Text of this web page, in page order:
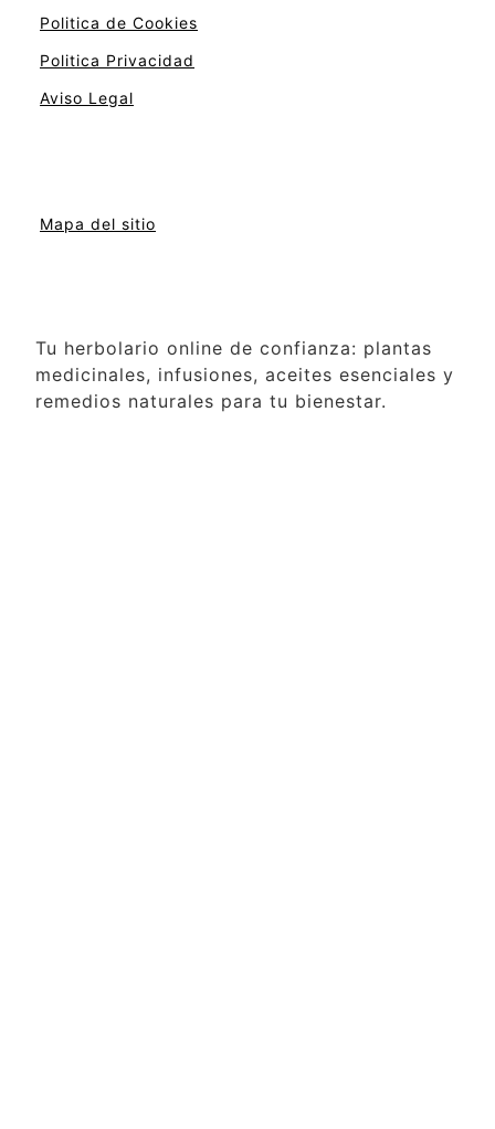
Politica de Cookies
Politica Privacidad
Aviso Legal
Mapa del sitio
Tu herbolario online de confianza: plantas
medicinales, infusiones, aceites esenciales y
remedios naturales para tu bienestar.